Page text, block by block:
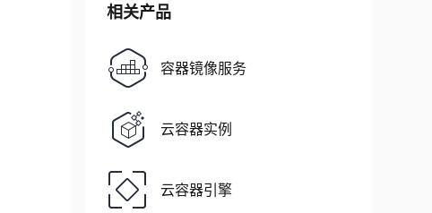
相关产品
容器镜像服务
云容器实例
云容器引擎